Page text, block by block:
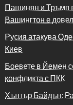
Пашинян и Тръмп
Вашингтон е
Русия атакува
Киев
Боевете в Йемен
конфликта с ПКК
Хънтър Байдън: